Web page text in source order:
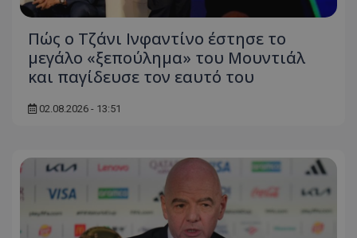
Πώς ο Τζάνι Ινφαντίνο έστησε το
μεγάλο «ξεπούλημα» του Μουντιάλ
και παγίδευσε τον εαυτό του
02.08.2026 - 13:51